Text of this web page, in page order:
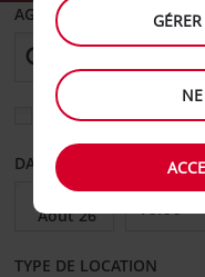
AGENCE DE DÉPART
Sélectionnez une
DATE DE DÉPART
TYPE DE LOCATION